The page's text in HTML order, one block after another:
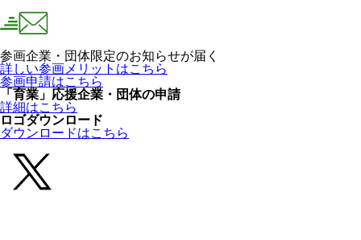
参画企業・団体限定のお知らせが届く
詳しい参画メリットはこちら
参画申請はこちら
「育業」応援企業・団体の申請
詳細はこちら
ロゴダウンロード
ダウンロードはこちら